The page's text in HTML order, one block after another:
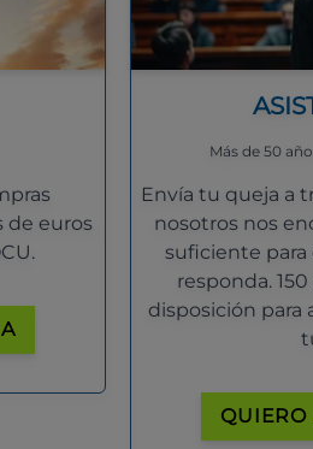
de euros
Más de 50
Envía tu queja a
nosotros nos
suficiente para
responda.
disposición para
QUIERO